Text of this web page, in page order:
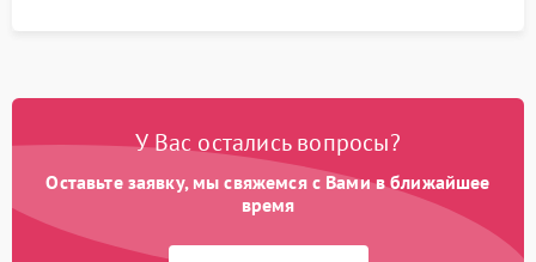
У Вас остались вопросы?
Оставьте заявку, мы свяжемся с Вами в ближайшее
время